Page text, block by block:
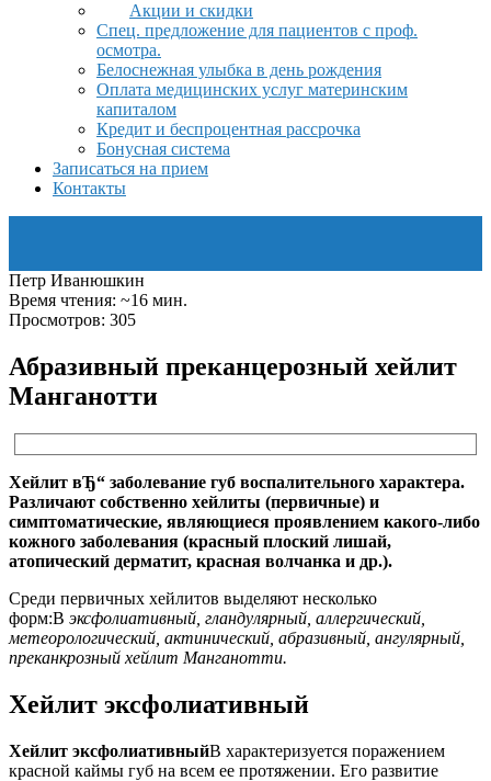
Акции и скидки
Спец. предложение для пациентов с проф.
осмотра.
Белоснежная улыбка в день рождения
Оплата медицинских услуг материнским
капиталом
Кредит и беспроцентная рассрочка
Бонусная система
Записаться на прием
Контакты
Петр Иванюшкин
Время чтения: ~16 мин.
Просмотров: 305
Абразивный преканцерозный хейлит
Манганотти
Хейлит вЂ“ заболевание губ воспалительного характера.
Различают собственно хейлиты (первичные) и
симптоматические, являющиеся проявлением какого-либо
кожного заболевания (красный плоский лишай,
атопический дерматит, красная волчанка и др.).
Среди первичных хейлитов выделяют несколько
форм:В эксфолиативный, гландулярный, аллергический,
метеорологический, актинический, абразивный, ангулярный,
преканкрозный хейлит Манганотти.
Хейлит эксфолиативный
Хейлит эксфолиативныйВ характеризуется поражением
красной каймы губ на всем ее протяжении. Его развитие